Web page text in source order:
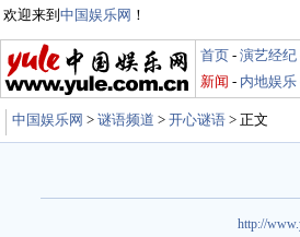
欢迎来到 中国娱乐网 ！
首页 - 演艺经纪
新闻 - 内地娱乐
中国娱乐网 > 谜语频道 > 开心谜语 > 正文
http://